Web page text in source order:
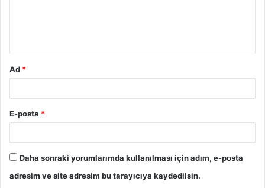
Ad *
E-posta *
Daha sonraki yorumlarımda kullanılması için adım, e-posta
adresim ve site adresim bu tarayıcıya kaydedilsin.